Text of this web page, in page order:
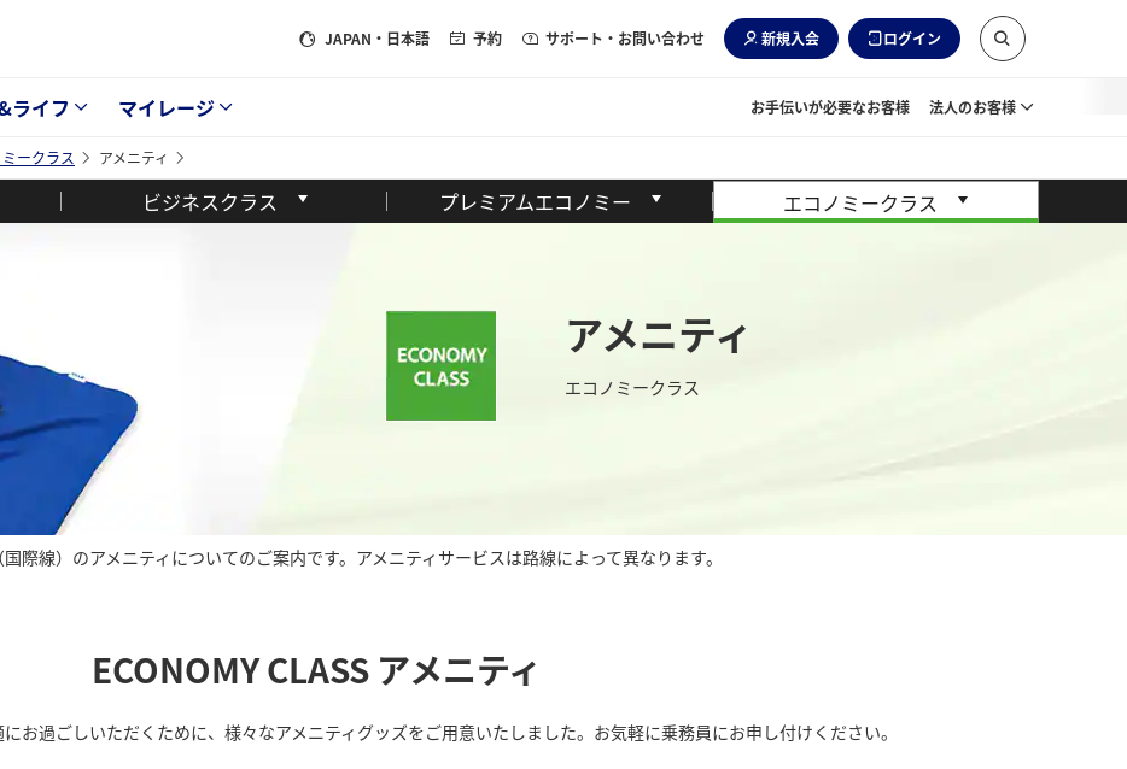
JAPAN ・日本語 予約 サポート・お問い合わせ 新規入会 ログイン
ライフ マイレージ お手伝いが必要なお客様 法人のお客様
ークラス アメニティ
ビジネスクラス プレミアムエコノミー エコノミークラス
アメニティ
エコノミークラス
際線）のアメニティについてのご案内です。アメニティサービスは路線によって異なります。
ECONOMY CLASS アメニティ
お過ごしいただくために、様々なアメニティグッズをご用意いたしました。お気軽に乗務員にお申し付けください。